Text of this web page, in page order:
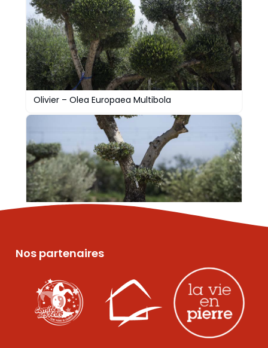
Olivier – Olea Europaea Multibola
Nos partenaires